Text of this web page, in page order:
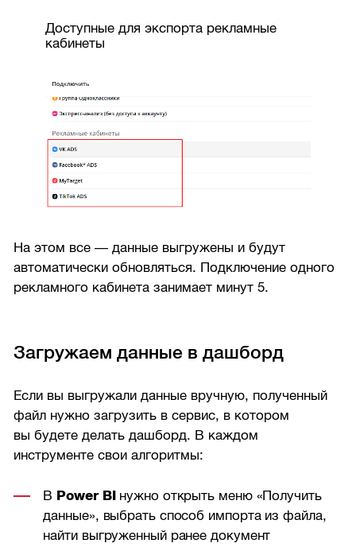
Доступные для экспорта рекламные
кабинеты
На этом все — данные выгружены и будут
автоматически обновляться. Подключение одного
рекламного кабинета занимает минут 5.
Загружаем данные в дашборд
Если вы выгружали данные вручную, полученный
файл нужно загрузить в сервис, в котором
вы будете делать дашборд. В каждом
инструменте свои алгоритмы:
В Power BIнужно открыть меню «Получить
данные», выбрать способ импорта из файла,
найти выгруженный ранее документ